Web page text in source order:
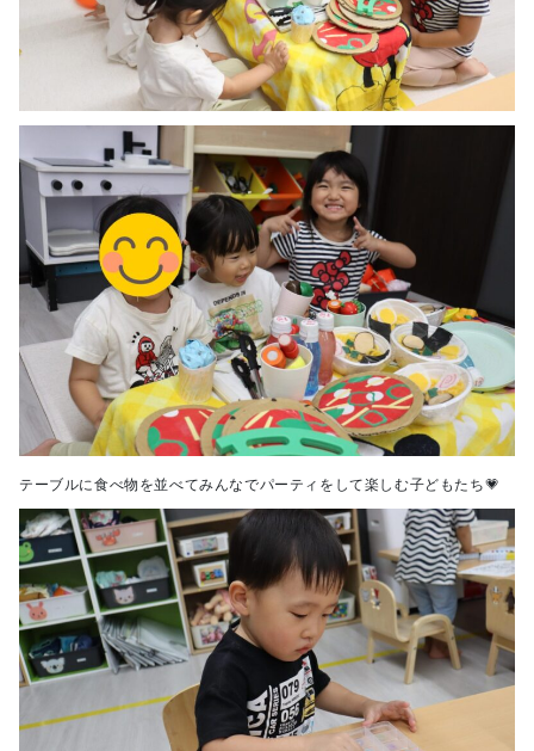
テーブルに食べ物を並べてみんなでパーティをして楽しむ子どもたち💗